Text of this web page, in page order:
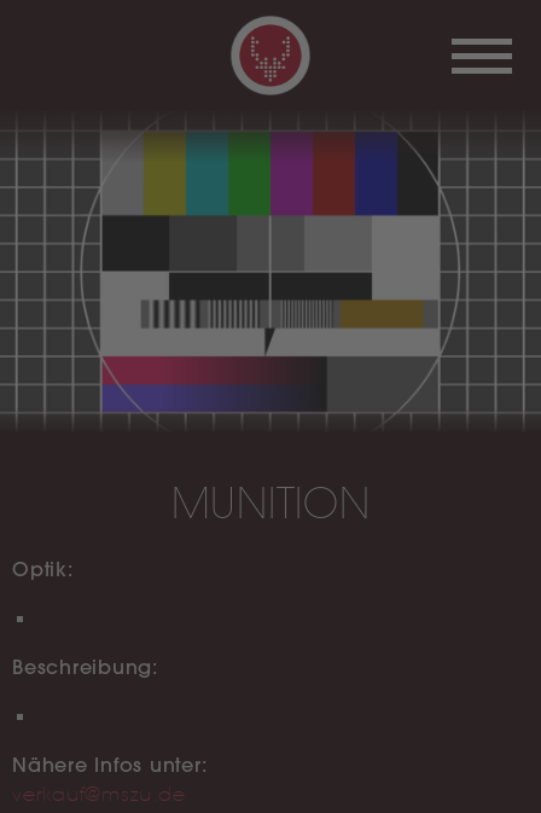
MUNITION
Optik:
Beschreibung:
Nähere Infos unter:
verkauf@mszu.de